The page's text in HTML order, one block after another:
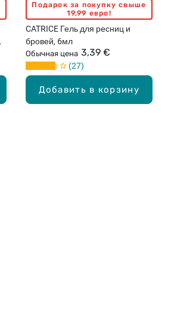
Добавить в корзину
Подарок за покупку свыше
19,99 евро!
CATRICE Гель для ресниц и
бровей, 6мл
Обычная цена 3,39 €
27